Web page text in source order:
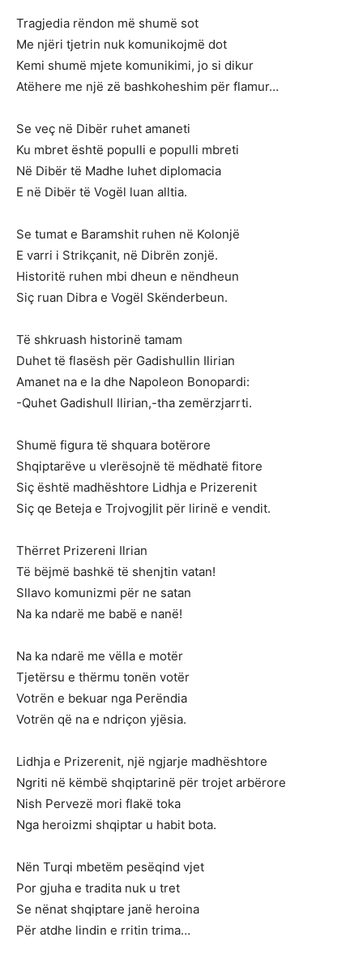
Tragjedia rëndon më shumë sot
Me njëri tjetrin nuk komunikojmë dot
Kemi shumë mjete komunikimi, jo si dikur
Atëhere me një zë bashkoheshim për flamur…
Se veç në Dibër ruhet amaneti
Ku mbret është populli e populli mbreti
Në Dibër të Madhe luhet diplomacia
E në Dibër të Vogël luan alltia.
Se tumat e Baramshit ruhen në Kolonjë
E varri i Strikçanit, në Dibrën zonjë.
Historitë ruhen mbi dheun e nëndheun
Siç ruan Dibra e Vogël Skënderbeun.
Të shkruash historinë tamam
Duhet të flasësh për Gadishullin Ilirian
Amanet na e la dhe Napoleon Bonopardi:
-Quhet Gadishull Ilirian,-tha zemërzjarrti.
Shumë figura të shquara botërore
Shqiptarëve u vlerësojnë të mëdhatë fitore
Siç është madhështore Lidhja e Prizerenit
Siç qe Beteja e Trojvogjlit për lirinë e vendit.
Thërret Prizereni Ilrian
Të bëjmë bashkë të shenjtin vatan!
Sllavo komunizmi për ne satan
Na ka ndarë me babë e nanë!
Na ka ndarë me vëlla e motër
Tjetërsu e thërmu tonën votër
Votrën e bekuar nga Perëndia
Votrën që na e ndriçon yjësia.
Lidhja e Prizerenit, një ngjarje madhështore
Ngriti në këmbë shqiptarinë për trojet arbërore
Nish Pervezë mori flakë toka
Nga heroizmi shqiptar u habit bota.
Nën Turqi mbetëm pesëqind vjet
Por gjuha e tradita nuk u tret
Se nënat shqiptare janë heroina
Për atdhe lindin e rritin trima…